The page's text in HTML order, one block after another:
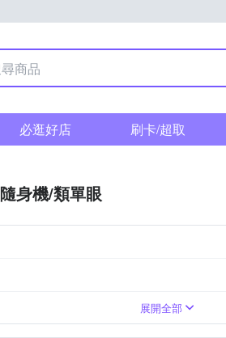
必逛好店 刷卡/超取
隨身機/類單眼
展開全部